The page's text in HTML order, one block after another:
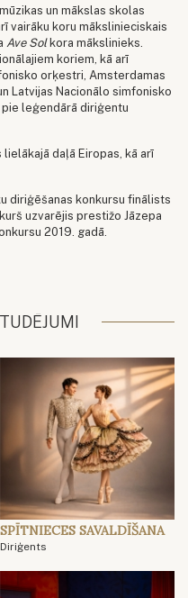
un mākslas skolas
vairāku koru mākslinieciskais
Ave Solkora mākslinieks.
koriem, kā arī
orķestri, Amsterdamas
Latvijas Nacionālo simfonisko
leģendārā diriģentu
daļā Eiropas, kā arī
diriģēšanas konkursu finālists
uzvarējis prestižo Jāzepa
2019. gadā.
SPĪTNIECES SAVALDĪŠANA
Diriģents